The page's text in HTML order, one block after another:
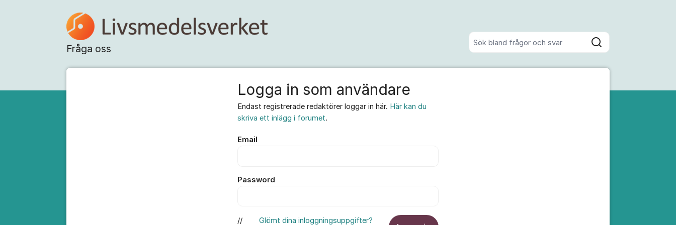
Fråga oss
Sök bland alla inlägg
Sök
Logga in som användare
Endast registrerade redaktörer loggar in här. Här kan du
skriva ett inlägg i forumet.
Email
Password
Glömt dina inloggningsuppgifter?
//